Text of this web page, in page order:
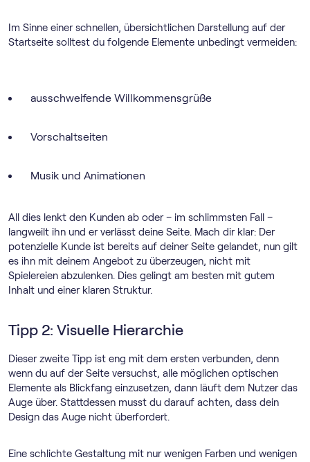
Im Sinne einer schnellen, übersichtlichen Darstellung auf der
Startseite solltest du folgende Elemente unbedingt vermeiden:
ausschweifende Willkommensgrüße
Vorschaltseiten
Musik und Animationen
All dies lenkt den Kunden ab oder – im schlimmsten Fall –
langweilt ihn und er verlässt deine Seite. Mach dir klar: Der
potenzielle Kunde ist bereits auf deiner Seite gelandet, nun gilt
es ihn mit deinem Angebot zu überzeugen, nicht mit
Spielereien abzulenken. Dies gelingt am besten mit gutem
Inhalt und einer klaren Struktur.
Tipp 2: Visuelle Hierarchie
Dieser zweite Tipp ist eng mit dem ersten verbunden, denn
wenn du auf der Seite versuchst, alle möglichen optischen
Elemente als Blickfang einzusetzen, dann läuft dem Nutzer das
Auge über. Stattdessen musst du darauf achten, dass dein
Design das Auge nicht überfordert.
Eine schlichte Gestaltung mit nur wenigen Farben und wenigen